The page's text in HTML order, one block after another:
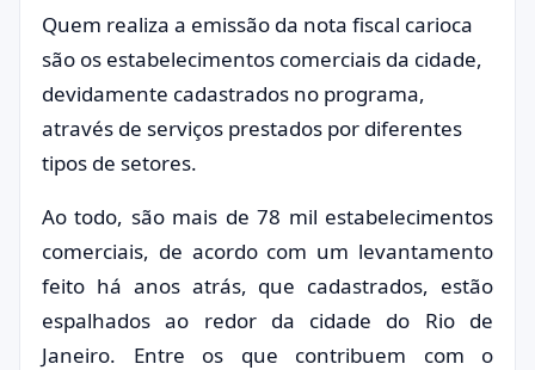
Quem realiza a emissão da nota fiscal carioca
são os estabelecimentos comerciais da cidade,
devidamente cadastrados no programa,
através de serviços prestados por diferentes
tipos de setores.
Ao todo, são mais de 78 mil estabelecimentos
comerciais, de acordo com um levantamento
feito há anos atrás, que cadastrados, estão
espalhados ao redor da cidade do Rio de
Janeiro. Entre os que contribuem com o